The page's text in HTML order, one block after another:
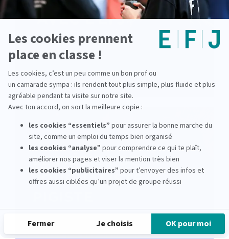
Les stages à l’international avec
lepetitjournal.com : les étudiants de l’EFJ
aux quatre coins du monde
lire la suite
Journaliste pigiste : la réalité du métier,
racontée par une alumni EFJ